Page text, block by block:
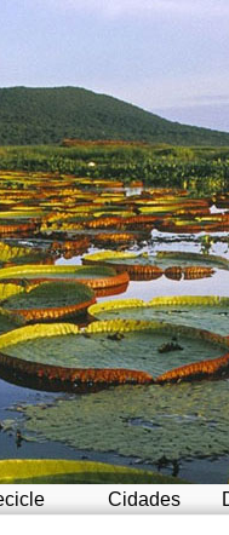
Cidades